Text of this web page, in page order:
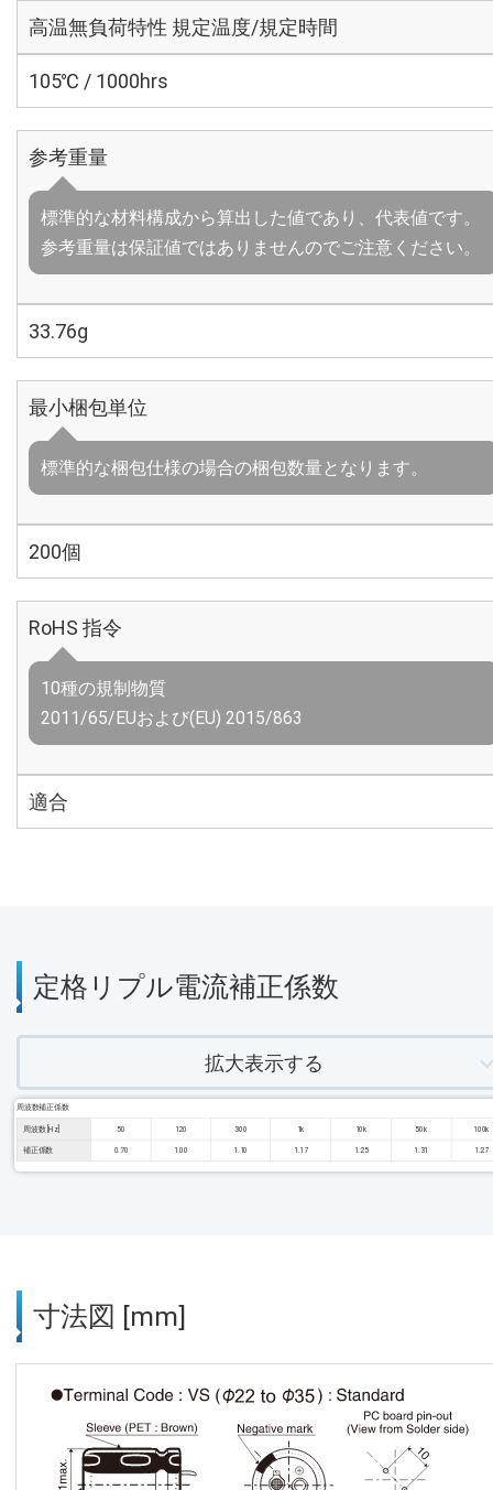
高温無負荷特性 規定温度/規定時間
105℃ / 1000hrs
参考重量
標準的な材料構成から算出した値であり、代表値です。
参考重量は保証値ではありませんのでご注意ください。
33.76g
最小梱包単位
標準的な梱包仕様の場合の梱包数量となります。
200個
RoHS 指令
10種の規制物質
2011/65/EUおよび(EU) 2015/863
適合
定格リプル電流補正係数
拡大表示する
周波数補正係数
周波数 [Hz] 50 120 300 1k 10k 50k 100k
補正係数 0.70 1.00 1.10 1.17 1.25 1.31 1.27
寸法図 [mm]